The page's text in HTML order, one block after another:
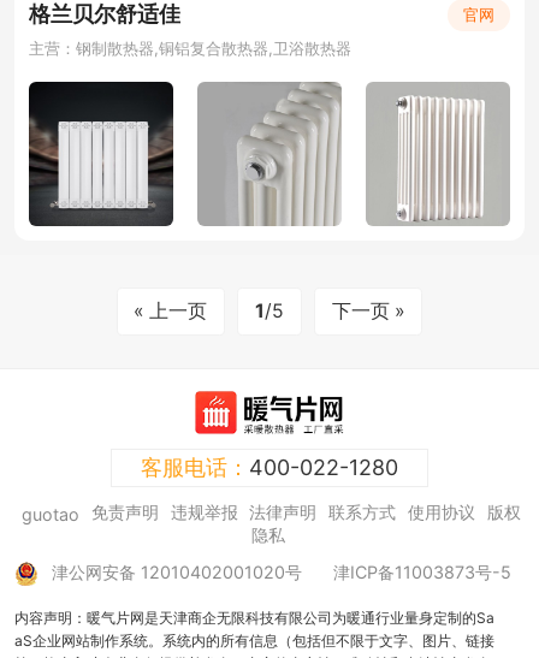
格兰贝尔舒适佳
官网
主营：钢制散热器,铜铝复合散热器,卫浴散热器
« 上一页 1/5 下一页 »
客服电话： 400-022-1280
guotao 免责声明 违规举报 法律声明 联系方式 使用协议
版权
隐私
津公网安备 12010402001020号
津ICP备11003873号-5
内容声明：暖气片网是天津商企无限科技有限公司为暖通行业量身定制的Sa
aS企业网站制作系统。系统内的所有信息（包括但不限于文字、图片、链接